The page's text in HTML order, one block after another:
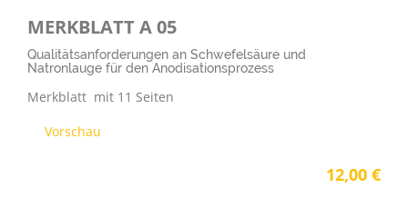
MERKBLATT A 05
Qualitätsanforderungen an Schwefelsäure und
Natronlauge für den Anodisationsprozess
Merkblatt mit 11 Seiten
Vorschau
12,00 €